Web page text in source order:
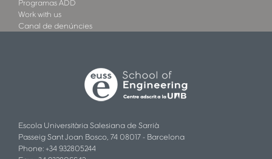
Programas ADD
Work with us
Canal de denúncies
Escola Universitària Salesiana de Sarrià
Passeig Sant Joan Bosco, 74 08017 - Barcelona
Phone: +34 932805244